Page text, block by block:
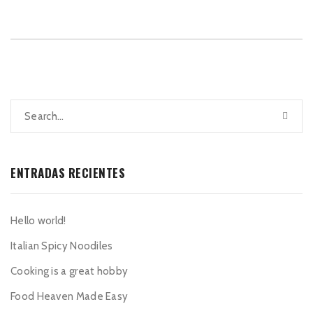
ENTRADAS RECIENTES
Hello world!
Italian Spicy Noodiles
Cooking is a great hobby
Food Heaven Made Easy